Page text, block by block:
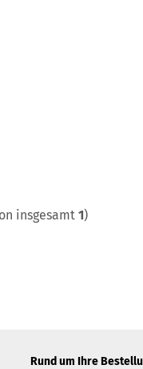
insgesamt 1)
Rund um Ihre